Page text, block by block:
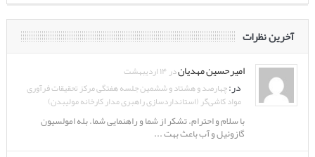
آخرین نظرات
امیرحسین مهدیاندر ۱۴ اردیبهشت
در:چهارصد و هشتاد و ششمین جلسه هفتگی مرکز تحقیقات فرآوری
مواد کاشی‌گر (استانداردسازی راهبری مدار کارخانه مولیبدن)
با سلام و احترام. تشکر از شما و راهنمایی شما. بله امولسیون
گازوئیل و آب باعث بهت ...